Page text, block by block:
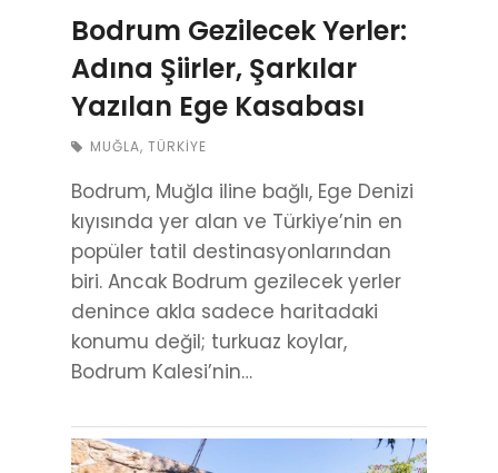
Bodrum Gezilecek Yerler:
Adına Şiirler, Şarkılar
Yazılan Ege Kasabası
MUĞLA, TÜRKIYE
Bodrum, Muğla iline bağlı, Ege Denizi
kıyısında yer alan ve Türkiye’nin en
popüler tatil destinasyonlarından
biri. Ancak Bodrum gezilecek yerler
denince akla sadece haritadaki
konumu değil; turkuaz koylar,
Bodrum Kalesi’nin…